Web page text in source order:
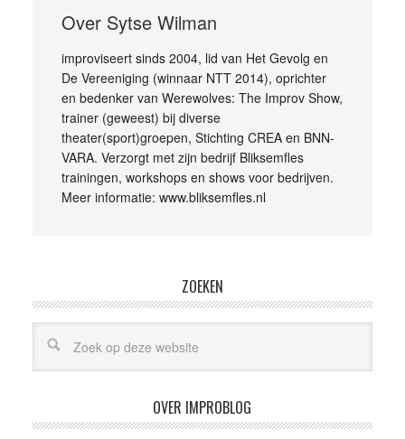
Over Sytse Wilman
improviseert sinds 2004, lid van Het Gevolg en
De Vereeniging (winnaar NTT 2014), oprichter
en bedenker van Werewolves: The Improv Show,
trainer (geweest) bij diverse
theater(sport)groepen, Stichting CREA en BNN-
VARA. Verzorgt met zijn bedrijf Bliksemfles
trainingen, workshops en shows voor bedrijven.
Meer informatie: www.bliksemfles.nl
ZOEKEN
OVER IMPROBLOG